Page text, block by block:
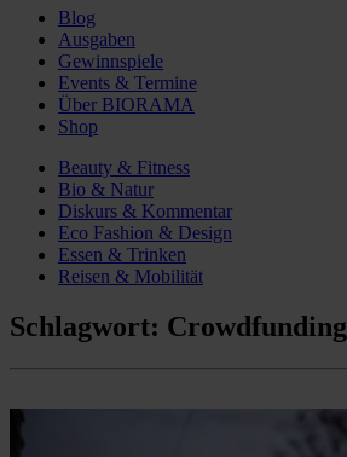
Blog
Ausgaben
Gewinnspiele
Events & Termine
Über BIORAMA
Shop
Beauty & Fitness
Bio & Natur
Diskurs & Kommentar
Eco Fashion & Design
Essen & Trinken
Reisen & Mobilität
Schlagwort: Crowdfunding